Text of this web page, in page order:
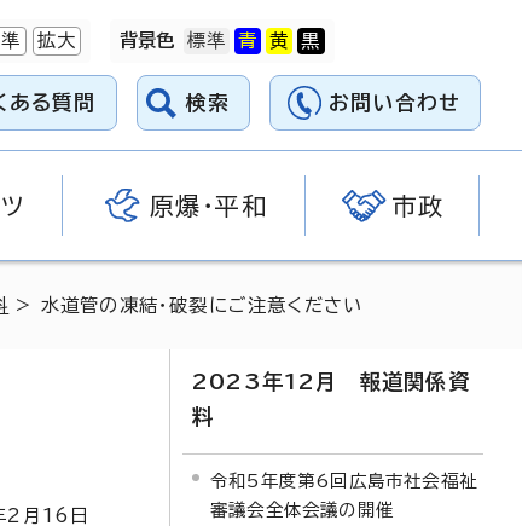
拡大 背景色
ある質問 検索 お問い合わせ
原爆・平和 市政
> 水道管の凍結・破裂にご注意ください
2月 16 日
2023年12月 報道関係資
料
令和5年度第6回広島市社会福祉
審議会全体会議の開催